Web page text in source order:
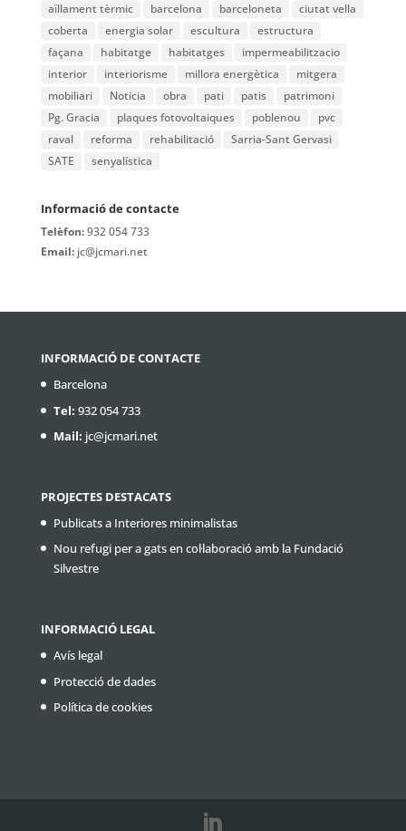
aïllament tèrmic barcelona barceloneta
ciutat vella
coberta
energia solar escultura
estructura
façana
habitatge habitatges
impermeabilitzacio
interior
interiorisme millora energètica
mitgera
mobiliari
Noticia obra pati patis
patrimoni
Pg. Gracia
plaques fotovoltaiques poblenou
pvc
raval
reforma rehabilitació
Sarria-Sant Gervasi
SATE
senyalística
Informació de contacte
Telèfon:932 054 733
Email:jc@jcmari.net
INFORMACIÓ DE CONTACTE
Barcelona
Tel: 932 054 733
Mail: jc@jcmari.net
PROJECTES DESTACATS
Publicats a Interiores minimalistas
Nou refugi per a gats en col·laboració amb la Fundació
Silvestre
INFORMACIÓ LEGAL
Avís legal
Protecció de dades
Política de cookies